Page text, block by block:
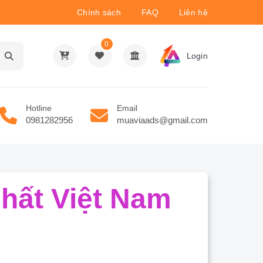
Chính sách FAQ Liên hệ
0
Login
Hotline
0981282956
Email
muaviaads@gmail.com
Việt Nam